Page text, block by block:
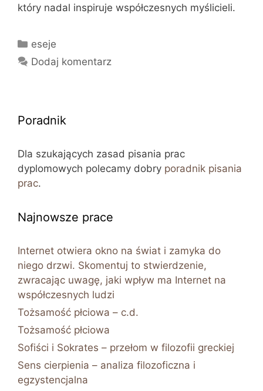
który nadal inspiruje współczesnych myślicieli.
Kategorie
eseje
Dodaj komentarz
Poradnik
Dla szukających zasad pisania prac
dyplomowych polecamy dobry poradnik pisania
prac.
Najnowsze prace
Internet otwiera okno na świat i zamyka do
niego drzwi. Skomentuj to stwierdzenie,
zwracając uwagę, jaki wpływ ma Internet na
współczesnych ludzi
Tożsamość płciowa – c.d.
Tożsamość płciowa
Sofiści i Sokrates – przełom w filozofii greckiej
Sens cierpienia – analiza filozoficzna i
egzystencjalna